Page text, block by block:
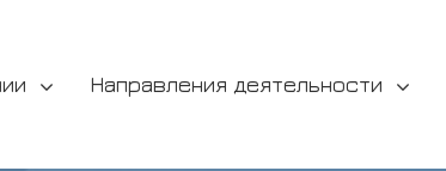
Направления деятельности